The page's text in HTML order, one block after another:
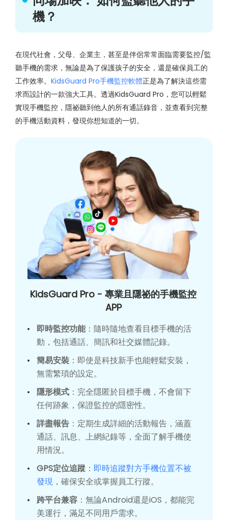
機？
在現代社會，父母、企業主，甚至是伴侶常常面臨需要監控/監
聽手機的需求，無論是為了保護孩子的安全，還是確保員工的
工作效率。 KidsGuard Pro手機監控軟體正是為了解決這些需
求而設計的一款強大工具。透過KidsGuard Pro，您可以輕鬆
實現手機監控，隱祕聽到他人的所有通話錄音，並查看到完整
的手機活動資料，發現你想知道的一切。
KidsGuard Pro - 專業且隱祕的手機監控
APP
即時監控功能：隨時隨地查看目標手機的活
動，包括通話、簡訊和社交媒體記錄。
簡易安裝 ：即使是科技新手也能輕鬆安裝，
無需繁瑣的設定。
隱形模式 ：完全隱匿於目標手機，不會留下
任何跡象，保證監控的隱密性。
詳盡報告 ：定期生成詳細的活動報告，涵蓋
通話、訊息、上網紀錄等，全面了解手機使
用情況。
GPS定位追蹤 ： 即時追蹤對方手機位置不被
發現 ，確保安全或掌握員工行蹤。
跨平台兼容 ：無論Android還是iOS，都能完
美運行，滿足不同用戶需求。